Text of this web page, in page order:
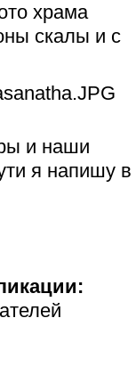
храма
скалы и с
и наши
я напишу в